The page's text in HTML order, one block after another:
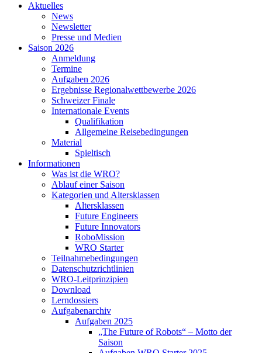
Aktuelles
News
Newsletter
Presse und Medien
Saison 2026
Anmeldung
Termine
Aufgaben 2026
Ergebnisse Regionalwettbewerbe 2026
Schweizer Finale
Internationale Events
Qualifikation
Allgemeine Reisebedingungen
Material
Spieltisch
Informationen
Was ist die WRO?
Ablauf einer Saison
Kategorien und Altersklassen
Altersklassen
Future Engineers
Future Innovators
RoboMission
WRO Starter
Teilnahmebedingungen
Datenschutzrichtlinien
WRO-Leitprinzipien
Download
Lerndossiers
Aufgabenarchiv
Aufgaben 2025
„The Future of Robots“ – Motto der
Saison